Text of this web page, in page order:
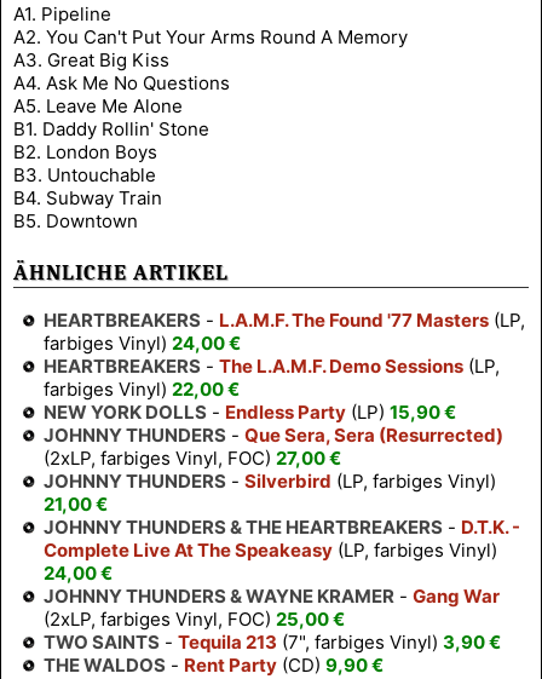
A1. Pipeline
A2. You Can't Put Your Arms Round A Memory
A3. Great Big Kiss
A4. Ask Me No Questions
A5. Leave Me Alone
B1. Daddy Rollin' Stone
B2. London Boys
B3. Untouchable
B4. Subway Train
B5. Downtown
ÄHNLICHE ARTIKEL
HEARTBREAKERS - L.A.M.F. The Found '77 Masters (LP,
farbiges Vinyl) 24,00 €
HEARTBREAKERS - The L.A.M.F. Demo Sessions (LP,
farbiges Vinyl) 22,00 €
NEW YORK DOLLS - Endless Party (LP) 15,90 €
JOHNNY THUNDERS - Que Sera, Sera (Resurrected)
(2xLP, farbiges Vinyl, FOC) 27,00 €
JOHNNY THUNDERS - Silverbird (LP, farbiges Vinyl)
21,00 €
JOHNNY THUNDERS & THE HEARTBREAKERS - D.T.K. -
Complete Live At The Speakeasy (LP, farbiges Vinyl)
24,00 €
JOHNNY THUNDERS & WAYNE KRAMER - Gang War
(2xLP, farbiges Vinyl, FOC) 25,00 €
TWO SAINTS - Tequila 213 (7", farbiges Vinyl) 3,90 €
THE WALDOS - Rent Party (CD) 9,90 €